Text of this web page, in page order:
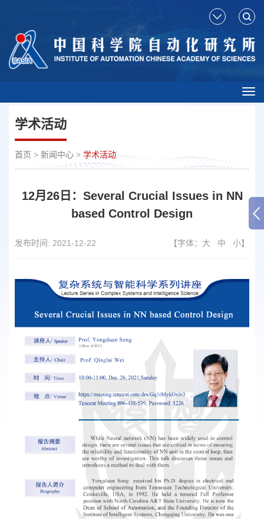
学术活动
首页 > 新闻中心 > 学术活动
12月26日：Several Crucial Issues in NN
based Control Design
发布时间: 2021-12-22 【字体： 大 中 小】